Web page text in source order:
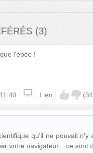
(3)
l'épée !
Lien (34
qu'il ne pouvait n'y
votre navigateur... ce sont